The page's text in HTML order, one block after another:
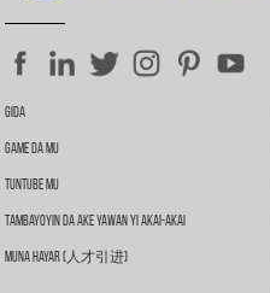
Gida
Game Da Mu
Tuntube Mu
Tambayoyin Da Ake Yawan Yi Akai-Akai
Muna Hayar (人才引进)